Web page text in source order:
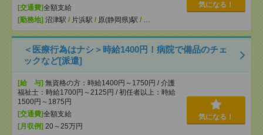
[交通費]全額支給
[勤務地] 沼津駅 / 片浜駅 / 原(静岡県)駅 / …
気になる！
＜医療行為はナシ＞時給1400円！病院で備品のチェ
ックなど[派遣]
[給 与] 無資格の方：時給1400円～1750円 / 介護
福祉士：時給1700円～2125円 / 初任者以上：時給
1500円～1875円
[交通費]全額支給
[月収例] 20～25万円
気になる！